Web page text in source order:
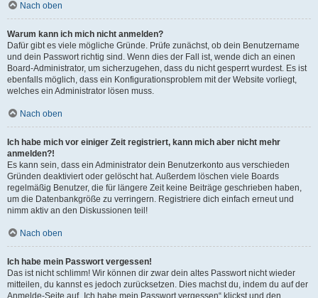
Nach oben
Warum kann ich mich nicht anmelden?
Dafür gibt es viele mögliche Gründe. Prüfe zunächst, ob dein Benutzername
und dein Passwort richtig sind. Wenn dies der Fall ist, wende dich an einen
Board-Administrator, um sicherzugehen, dass du nicht gesperrt wurdest. Es ist
ebenfalls möglich, dass ein Konfigurationsproblem mit der Website vorliegt,
welches ein Administrator lösen muss.
Nach oben
Ich habe mich vor einiger Zeit registriert, kann mich aber nicht mehr
anmelden?!
Es kann sein, dass ein Administrator dein Benutzerkonto aus verschieden
Gründen deaktiviert oder gelöscht hat. Außerdem löschen viele Boards
regelmäßig Benutzer, die für längere Zeit keine Beiträge geschrieben haben,
um die Datenbankgröße zu verringern. Registriere dich einfach erneut und
nimm aktiv an den Diskussionen teil!
Nach oben
Ich habe mein Passwort vergessen!
Das ist nicht schlimm! Wir können dir zwar dein altes Passwort nicht wieder
mitteilen, du kannst es jedoch zurücksetzen. Dies machst du, indem du auf der
Anmelde-Seite auf „Ich habe mein Passwort vergessen“ klickst und den